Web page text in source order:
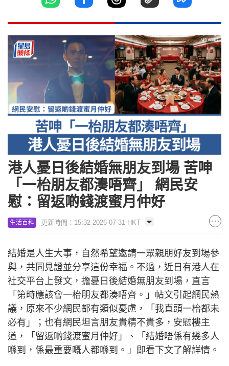
港人憂日後結婚無朋友到場 苦呻
「一枱朋友都湊唔齊」 網民安
慰：留返啲錢渡蜜月仲好
生活百科 更新時間：15:32 2026-07-31 HKT
結婚是人生大事，自然希望邀請一眾親朋好友到場參
與，共同見證並分享這份幸福。不過，近日有港人在
社交平台上發文，擔憂日後結婚無朋友到場，直言
「第時應該會一枱朋友都湊唔齊。」帖文引起網民熱
議，原來不少網民都有類似憂慮，「我直頭一枱都未
必有」；也有網民坦言朋友貴精不貴多，安慰樓主
道，「留返啲錢渡蜜月仲好」、「結婚唔係有幾多人
喺到，係最重要嘅人都喺到。」即看下文了解詳情。